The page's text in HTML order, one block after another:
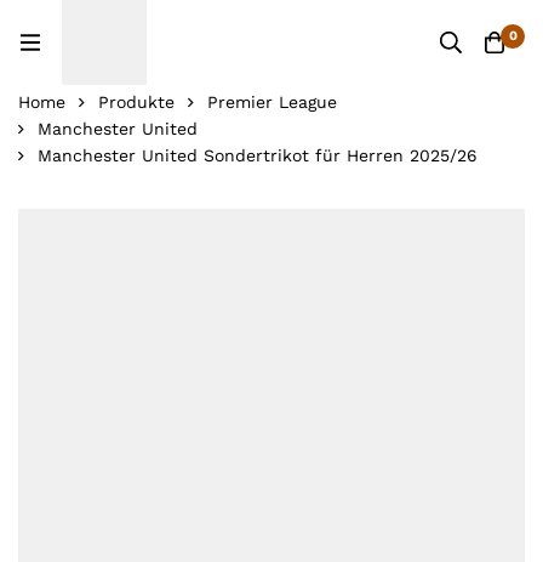
0
Home Produkte
Premier League
Manchester United
Manchester United Sondertrikot für Herren 2025/26